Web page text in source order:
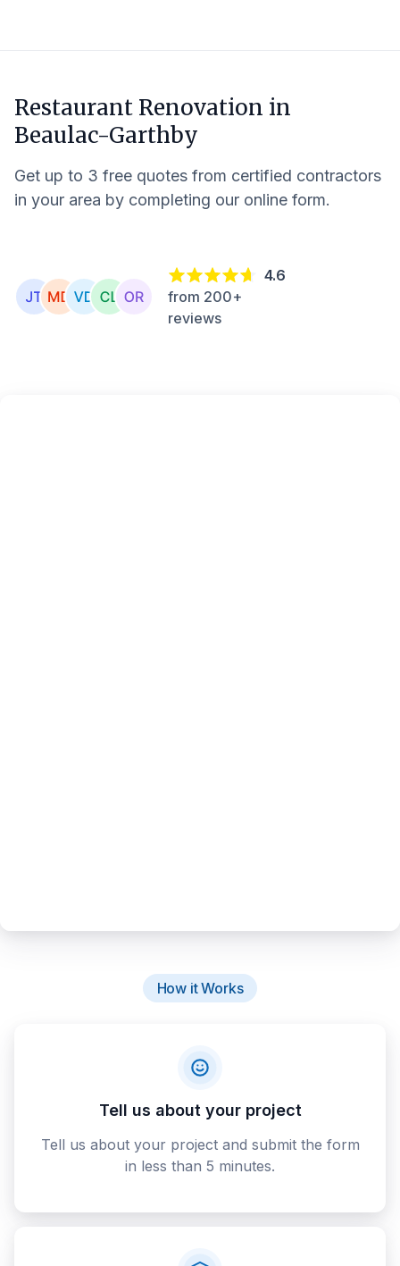
Restaurant Renovation in
Beaulac-Garthby
Get up to 3 free quotes from certified contractors
in your area by completing our online form.
4.6
from 200+
reviews
How it Works
Tell us about your project
Tell us about your project and submit the form
in less than 5 minutes.